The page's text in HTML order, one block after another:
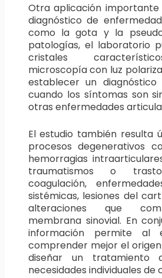
Otra aplicación
diagnóstico de
como la gota y la
patologías, el laboratorio
cristales
microscopía con luz
establecer un diagnóstico
cuando los síntomas son
otras enfermedades
El estudio también resulta
procesos degenerativos
hemorragias
traumatismos o
coagulación,
sistémicas, lesiones del
alteraciones que
membrana sinovial. En
información permite al
comprender mejor el
diseñar un tratamiento
necesidades individuales de